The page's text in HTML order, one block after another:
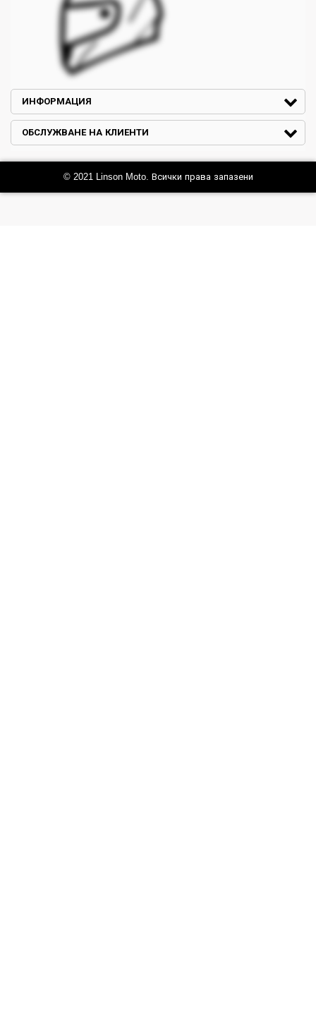
ИНФОРМАЦИЯ
ОБСЛУЖВАНЕ НА КЛИЕНТИ
© 2021 Linson Moto. Всички права запазени